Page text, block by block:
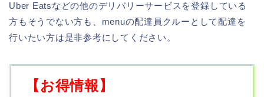
Uber Eatsなどの他のデリバリーサービスを登録している
方もそうでない方も、menuの配達員クルーとして配達を
行いたい方は是非参考にしてください。
【お得情報】